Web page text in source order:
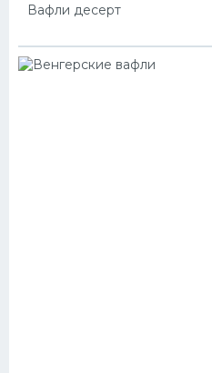
Вафли десерт